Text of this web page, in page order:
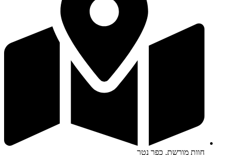
חוות מורשת, כפר נטר